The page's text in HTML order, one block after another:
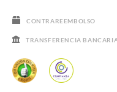
CONTRAREEMBOLSO
TRANSFERENCIA